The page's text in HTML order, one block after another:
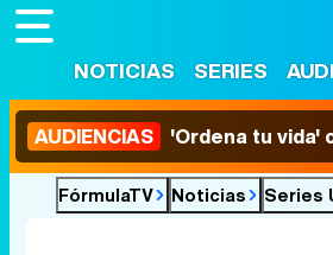
NOTICIAS SERIES
AUDIENCIAS 'Ordena tu vida'
FórmulaTV Noticias Series